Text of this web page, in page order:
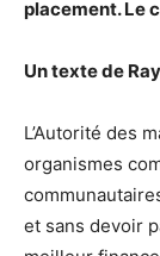
placement. Le
Un texte de
L’Autorité des
organismes
et sans devoir